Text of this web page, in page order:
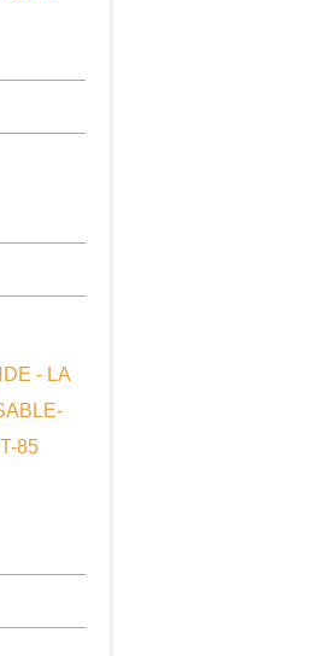
- LA
85